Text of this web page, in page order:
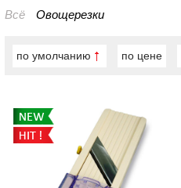
Всё Овощерезки
по умолчанию по цене